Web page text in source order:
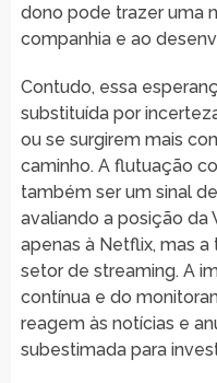
dono pode trazer uma
companhia e ao
Contudo, essa
substituída por
ou se surgirem mais
caminho. A flutuação
também ser um sinal
avaliando a posição da
apenas à Netflix, mas
setor de streaming. A
contínua e do
reagem às notícias e
subestimada para